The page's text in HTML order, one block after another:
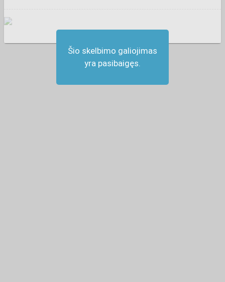
Šio skelbimo galiojimas
yra pasibaigęs.